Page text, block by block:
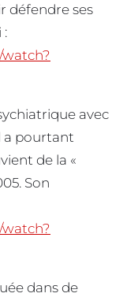
défendre ses
:
avec
a pourtant
de la «
Son
dans de